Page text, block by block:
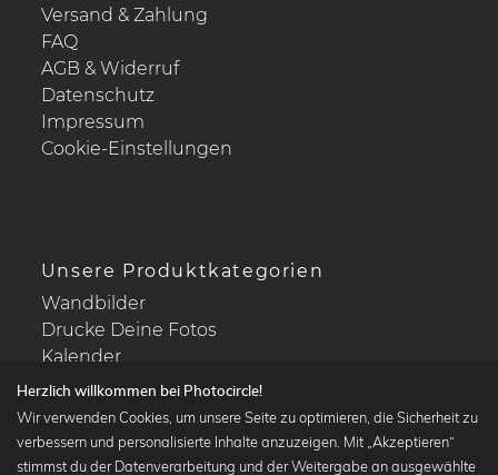
Versand & Zahlung
FAQ
AGB & Widerruf
Datenschutz
Impressum
Cookie-Einstellungen
Unsere Produktkategorien
Wandbilder
Drucke Deine Fotos
Kalender
Herzlich willkommen bei Photocircle!
Wir verwenden Cookies, um unsere Seite zu optimieren, die Sicherheit zu
verbessern und personalisierte Inhalte anzuzeigen. Mit „Akzeptieren“
stimmst du der Datenverarbeitung und der Weitergabe an ausgewählte